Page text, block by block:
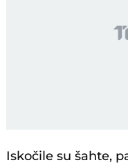
Iskočile su šahte,